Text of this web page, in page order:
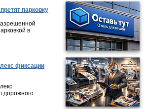
парковку
в
фиксации
дорожного